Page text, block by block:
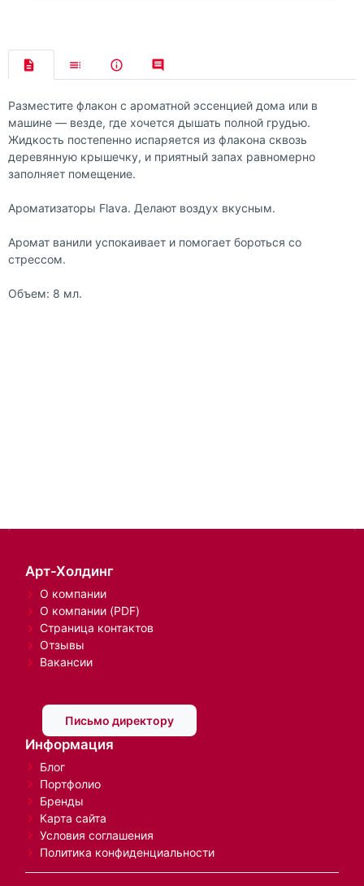
Разместите флакон с ароматной эссенцией дома или в
машине — везде, где хочется дышать полной грудью.
Жидкость постепенно испаряется из флакона сквозь
деревянную крышечку, и приятный запах равномерно
заполняет помещение.
Ароматизаторы Flava. Делают воздух вкусным.
Аромат ванили успокаивает и помогает бороться со
стрессом.
Объем: 8 мл.
Арт-Холдинг
О компании
О компании (PDF)
Страница контактов
Отзывы
Вакансии
Письмо директору
Информация
Блог
Портфолио
Бренды
Карта сайта
Условия соглашения
Политика конфиденциальности